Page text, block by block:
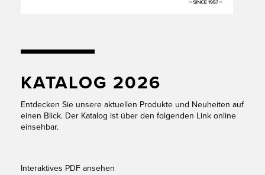
KATALOG 2026
Entdecken Sie unsere aktuellen Produkte und Neuheiten auf
einen Blick. Der Katalog ist über den folgenden Link online
einsehbar.
Interaktives PDF ansehen